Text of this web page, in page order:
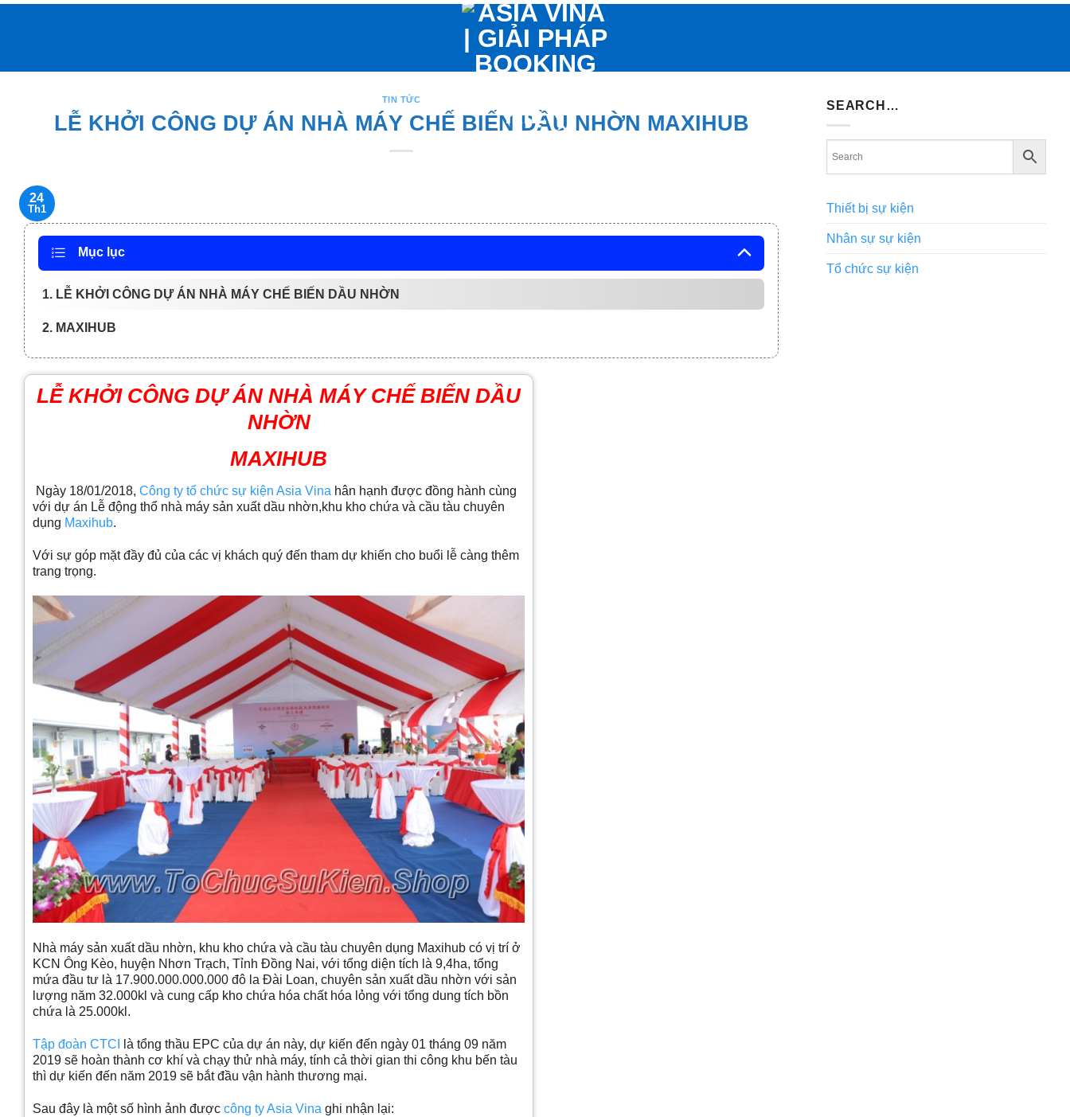
Bỏ
dung
TIN TỨC
LỄ KHỞI CÔNG DỰ ÁN NHÀ MÁY CHẾ BIẾN DẦU NHỜN MAXIHUB
24
Th1
Mục lục
1. LỄ KHỞI CÔNG DỰ ÁN NHÀ MÁY CHẾ BIẾN DẦU NHỜN
2. MAXIHUB
LỄ KHỞI CÔNG DỰ ÁN NHÀ MÁY CHẾ BIẾN DẦU
NHỜN
MAXIHUB
Ngày 18/01/2018, Công ty tổ chức sự kiện Asia Vina hân hạnh được đồng hành cùng
với dự án Lễ động thổ nhà máy sản xuất dầu nhờn,khu kho chứa và cầu tàu chuyên
dụng Maxihub.
Với sự góp mặt đầy đủ của các vị khách quý đến tham dự khiến cho buổi lễ càng thêm
trang trọng.
Nhà máy sản xuất dầu nhờn, khu kho chứa và cầu tàu chuyên dụng Maxihub có vị trí ở
KCN Ông Kèo, huyện Nhơn Trạch, Tỉnh Đồng Nai, với tổng diện tích là 9,4ha, tổng
mứa đầu tư là 17.900.000.000.000 đô la Đài Loan, chuyên sản xuất dầu nhờn với sản
lượng năm 32.000kl và cung cấp kho chứa hóa chất hóa lỏng với tổng dung tích bồn
chứa là 25.000kl.
Tập đoàn CTCI là tổng thầu EPC của dự án này, dự kiến đến ngày 01 tháng 09 năm
2019 sẽ hoàn thành cơ khí và chạy thử nhà máy, tính cả thời gian thi công khu bến tàu
thì dự kiến đến năm 2019 sẽ bắt đầu vận hành thương mại.
Sau đây là một số hình ảnh được công ty Asia Vina ghi nhận lại:
SEARCH…
Thiết bị sự kiện
Nhân sự sự kiện
Tổ chức sự kiện